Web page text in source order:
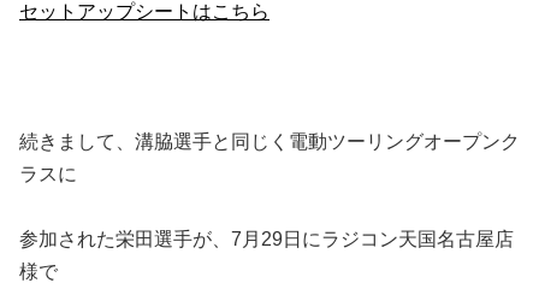
セットアップシートはこちら
続きまして、溝脇選手と同じく電動ツーリングオープンク
ラスに
参加された栄田選手が、7月29日にラジコン天国名古屋店
様で